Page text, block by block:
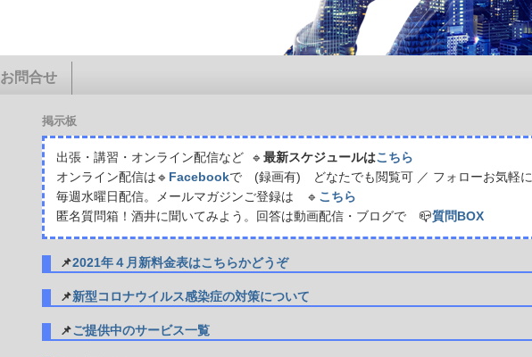
お問合せ
掲示板
出張・講習・オンライン配信など 🔹 最新スケジュールはこちら
オンライン配信は🔹 Facebookで (録画有) どなたでも閲覧可 ／ フォローお気軽に
毎週水曜日配信。メールマガジンご登録は 🔹 こちら
匿名質問箱！酒井に聞いてみよう。回答は動画配信・ブログで 📪質問BOX
📌2021年４月新料金表はこちらかどうぞ
📌新型コロナウイルス感染症の対策について
📌ご提供中のサービス一覧